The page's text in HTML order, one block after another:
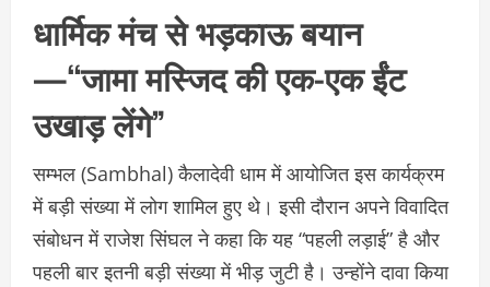
धार्मिक मंच से भड़काऊ बयान
—“जामा मस्जिद की एक-एक ईंट
उखाड़ लेंगे”
सम्भल (Sambhal) कैलादेवी धाम में आयोजित इस कार्यक्रम
में बड़ी संख्या में लोग शामिल हुए थे। इसी दौरान अपने विवादित
संबोधन में राजेश सिंघल ने कहा कि यह “पहली लड़ाई” है और
पहली बार इतनी बड़ी संख्या में भीड़ जुटी है। उन्होंने दावा किया